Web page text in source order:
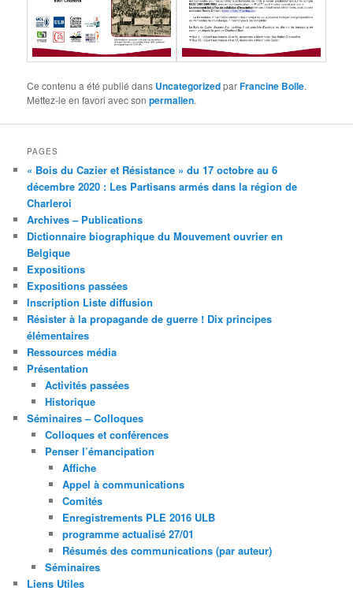
Ce contenu a été publié dans UncategorizedparFrancine Bolle.
Mettez-le en favori avec sonpermalien.
PAGES
« Bois du Cazier et Résistance » du 17 octobre au 6
décembre 2020 : Les Partisans armés dans la région de
Charleroi
Archives – Publications
Dictionnaire biographique du Mouvement ouvrier en
Belgique
Expositions
Expositions passées
Inscription Liste diffusion
Résister à la propagande de guerre ! Dix principes
élémentaires
Ressources média
Présentation
Activités passées
Historique
Séminaires – Colloques
Colloques et conférences
Penser l’émancipation
Affiche
Appel à communications
Comités
Enregistrements PLE 2016 ULB
programme actualisé 27/01
Résumés des communications (par auteur)
Séminaires
Liens Utiles